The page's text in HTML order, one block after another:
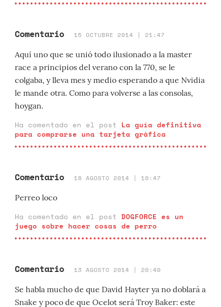
Comentario 15 OCTUBRE 2014 | 21:47
Aquí uno que se unió todo ilusionado a la master
race a principios del verano con la 770, se le
colgaba, y lleva mes y medio esperando a que Nvidia
le mande otra. Como para volverse a las consolas,
hoygan.
Ha comentado en el post La guía definitiva
para comprarse una tarjeta gráfica
Comentario 18 AGOSTO 2014 | 10:47
Perreo loco
Ha comentado en el post DOGFORCE es un
juego sobre hacer cosas de perro
Comentario 13 AGOSTO 2014 | 20:40
Se habla mucho de que David Hayter ya no doblará a
Snake y poco de que Ocelot será Troy Baker: este